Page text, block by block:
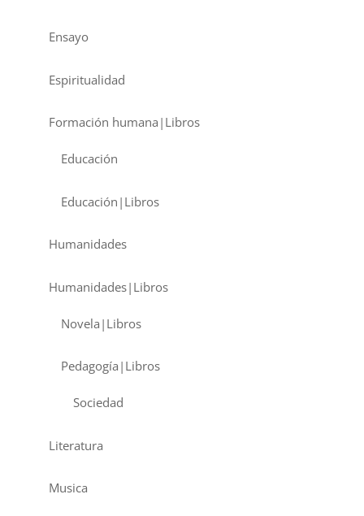
Ensayo
Espiritualidad
Formación humana|Libros
Educación
Educación|Libros
Humanidades
Humanidades|Libros
Novela|Libros
Pedagogía|Libros
Sociedad
Literatura
Musica